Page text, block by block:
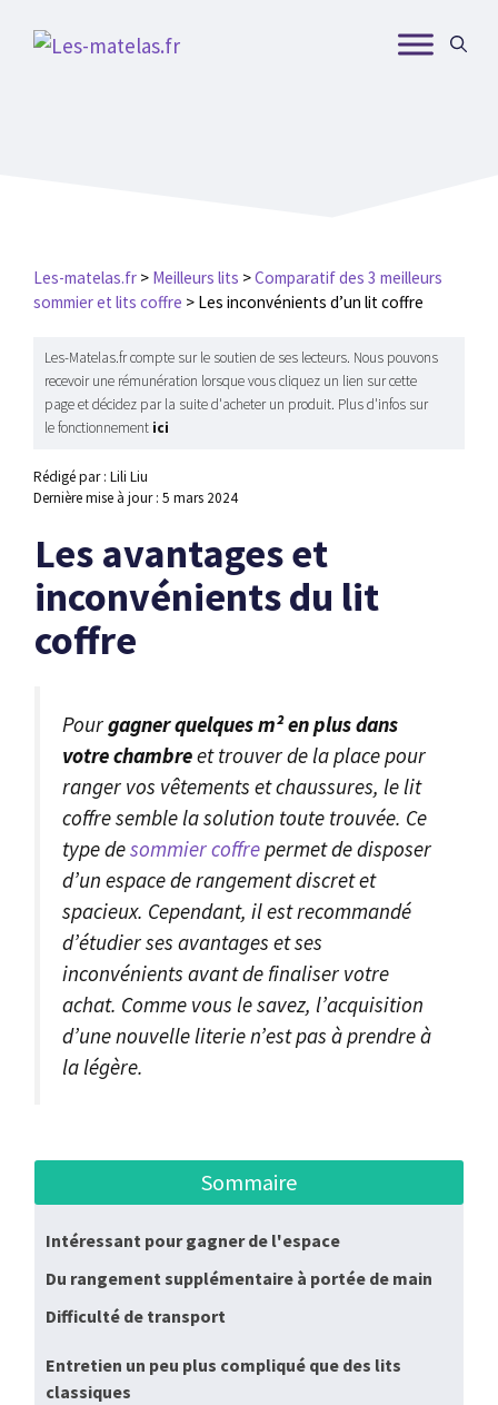
Les-matelas.fr > Meilleurs lits >Comparatif des 3 meilleurs
sommier et lits coffre > Les inconvénients d’un lit coffre
Les-Matelas.fr compte sur le soutien de ses lecteurs. Nous pouvons
recevoir une rémunération lorsque vous cliquez un lien sur cette
page et décidez par la suite d'acheter un produit. Plus d'infos sur
le fonctionnement ici
Rédigé par : Lili Liu
Dernière mise à jour : 5 mars 2024
Les avantages et
inconvénients du lit
coffre
Pourgagner quelques m² en plus dans
votre chambreet trouver de la place pour
ranger vos vêtements et chaussures, le lit
coffre semble la solution toute trouvée. Ce
type desommier coffrepermet de disposer
d’un espace de rangement discret et
spacieux. Cependant, il est recommandé
d’étudier ses avantages et ses
inconvénients avant de finaliser votre
achat. Comme vous le savez, l’acquisition
d’une nouvelle literie n’est pas à prendre à
la légère.
Sommaire
Intéressant pour gagner de l'espace
Du rangement supplémentaire à portée de main
Difficulté de transport
Entretien un peu plus compliqué que des lits
classiques